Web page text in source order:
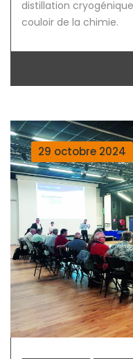
distillation
couloir de la chimie.
29 octobre 2024